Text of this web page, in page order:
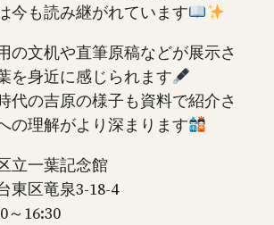
今も読み継がれています
の文机や直筆原稿などが展示さ
を身近に感じられます
代の吉原の様子も資料で紹介さ
の理解がより深まります
立一葉記念館
東区竜泉3-18-4
～16:30